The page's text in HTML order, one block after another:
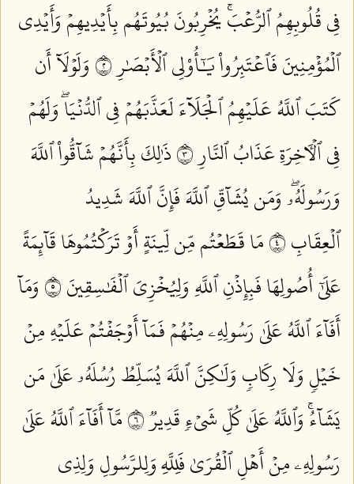
فِي قُلُوبِهِمُ ٱلرُّعۡبَۚ يُخۡرِبُونَ بُيُوتَهُم بِأَيۡدِيهِمۡ وَأَيۡدِي
ٱلۡمُؤۡمِنِينَ فَٱعۡتَبِرُواْ يَٰٓأُوْلِي ٱلۡأَبۡصَٰرِ ٢
وَلَوۡلَآ أَن
كَتَبَ ٱللَّهُ عَلَيۡهِمُ ٱلۡجَلَآءَ لَعَذَّبَهُمۡ فِي ٱلدُّنۡيَاۖ وَلَهُمۡ
فِي ٱلۡأٓخِرَةِ عَذَابُ ٱلنَّارِ ٣
ذَٰلِكَ بِأَنَّهُمۡ شَآقُّواْ ٱللَّهَ
وَرَسُولَهُۥۖ وَمَن يُشَآقِّ ٱللَّهَ فَإِنَّ ٱللَّهَ شَدِيدُ
ٱلۡعِقَابِ ٤
مَا قَطَعۡتُم مِّن لِّينَةٍ أَوۡ تَرَكۡتُمُوهَا قَآئِمَةً
عَلَىٰٓ أُصُولِهَا فَبِإِذۡنِ ٱللَّهِ وَلِيُخۡزِيَ ٱلۡفَٰسِقِينَ ٥
وَمَآ
أَفَآءَ ٱللَّهُ عَلَىٰ رَسُولِهِۦ مِنۡهُمۡ فَمَآ أَوۡجَفۡتُمۡ عَلَيۡهِ مِنۡ
خَيۡلٖ وَلَا رِكَابٖ وَلَٰكِنَّ ٱللَّهَ يُسَلِّطُ رُسُلَهُۥ عَلَىٰ مَن
يَشَآءُۚ وَٱللَّهُ عَلَىٰ كُلِّ شَيۡءٖ قَدِيرٞ ٦
مَّآ أَفَآءَ ٱللَّهُ عَلَىٰ
رَسُولِهِۦ مِنۡ أَهۡلِ ٱلۡقُرَىٰ فَلِلَّهِ وَلِلرَّسُولِ وَلِذِي